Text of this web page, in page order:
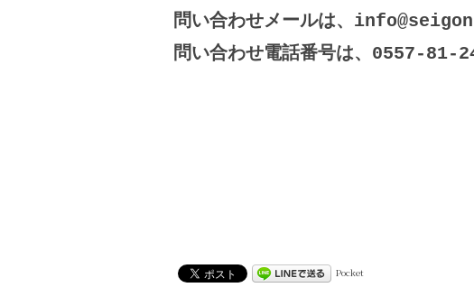
問い合わせメールは、
問い合わせ電話番号は、0557-81-
Pocket